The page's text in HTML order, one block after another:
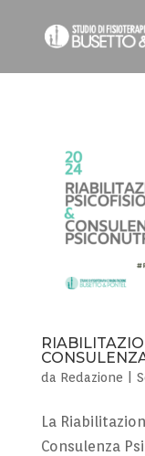
da Redazione
La
Consulenza